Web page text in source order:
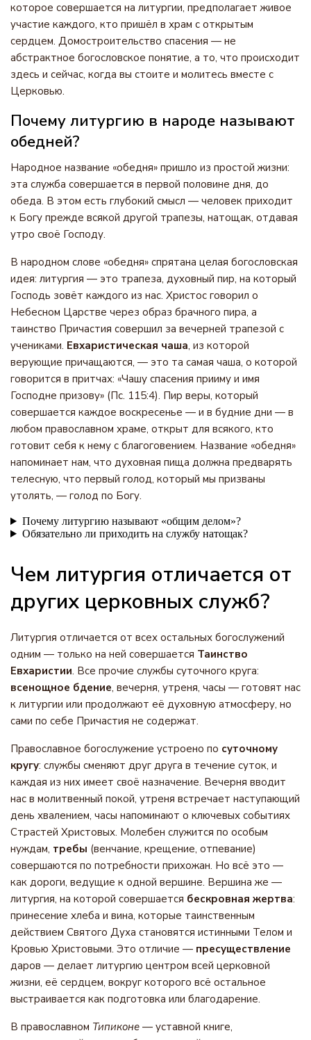
которое совершается на литургии, предполагает живое
участие каждого, кто пришёл в храм с открытым
сердцем. Домостроительство спасения — не
абстрактное богословское понятие, а то, что происходит
здесь и сейчас, когда вы стоите и молитесь вместе с
Церковью.
Почему литургию в народе называют
обедней?
Народное название «обедня» пришло из простой жизни:
эта служба совершается в первой половине дня, до
обеда. В этом есть глубокий смысл — человек приходит
к Богу прежде всякой другой трапезы, натощак, отдавая
утро своё Господу.
В народном слове «обедня» спрятана целая богословская
идея: литургия — это трапеза, духовный пир, на который
Господь зовёт каждого из нас. Христос говорил о
Небесном Царстве через образ брачного пира, а
таинство Причастия совершил за вечерней трапезой с
учениками. Евхаристическая чаша, из которой
верующие причащаются, — это та самая чаша, о которой
говорится в притчах: «Чашу спасения прииму и имя
Господне призову» (Пс. 115:4). Пир веры, который
совершается каждое воскресенье — и в будние дни — в
любом православном храме, открыт для всякого, кто
готовит себя к нему с благоговением. Название «обедня»
напоминает нам, что духовная пища должна предварять
телесную, что первый голод, который мы призваны
утолять, — голод по Богу.
Почему литургию называют «общим делом»?
Обязательно ли приходить на службу натощак?
Чем литургия отличается от
других церковных служб?
Литургия отличается от всех остальных богослужений
одним — только на ней совершается Таинство
Евхаристии. Все прочие службы суточного круга:
всенощное бдение, вечерня, утреня, часы — готовят нас
к литургии или продолжают её духовную атмосферу, но
сами по себе Причастия не содержат.
Православное богослужение устроено по суточному
кругу: службы сменяют друг друга в течение суток, и
каждая из них имеет своё назначение. Вечерня вводит
нас в молитвенный покой, утреня встречает наступающий
день хвалением, часы напоминают о ключевых событиях
Страстей Христовых. Молебен служится по особым
нуждам, требы (венчание, крещение, отпевание)
совершаются по потребности прихожан. Но всё это —
как дороги, ведущие к одной вершине. Вершина же —
литургия, на которой совершается бескровная жертва:
принесение хлеба и вина, которые таинственным
действием Святого Духа становятся истинными Телом и
Кровью Христовыми. Это отличие — пресуществление
даров — делает литургию центром всей церковной
жизни, её сердцем, вокруг которого всё остальное
выстраивается как подготовка или благодарение.
В православном Типиконе — уставной книге,